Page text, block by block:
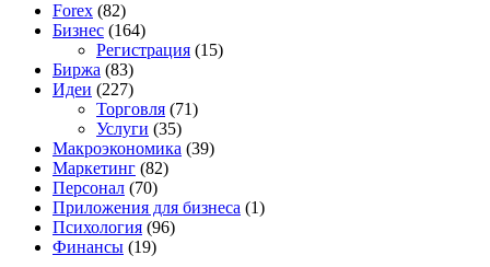
Forex (82)
Бизнес (164)
Регистрация (15)
Биржа (83)
Идеи (227)
Торговля (71)
Услуги (35)
Макроэкономика (39)
Маркетинг (82)
Персонал (70)
Приложения для бизнеса (1)
Психология (96)
Финансы (19)